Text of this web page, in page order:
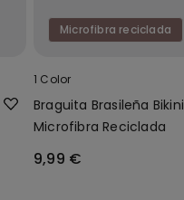
Microfibra reciclada
1 Color
Braguita Brasileña Bikini
Microfibra Reciclada
9,99 €